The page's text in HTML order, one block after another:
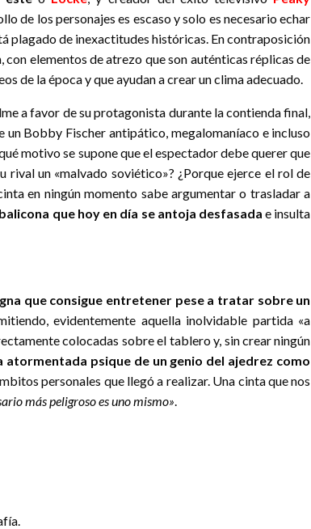
de los personajes es escaso y solo es necesario echar
plagado de inexactitudes históricas. En contraposición
elementos de atrezo que son auténticas réplicas de
de la época y que ayudan a crear un clima adecuado.
a favor de su protagonista durante la contienda final,
Bobby Fischer antipático, megalomaníaco e incluso
motivo se supone que el espectador debe querer que
rival un «malvado soviético»? ¿Porque ejerce el rol de
en ningún momento sabe argumentar o trasladar a
que hoy en día se antoja desfasada e insulta
que consigue entretener pese a tratar sobre un
evidentemente aquella inolvidable partida «a
colocadas sobre el tablero y, sin crear ningún
atormentada psique de un genio del ajedrez como
personales que llegó a realizar. Una cinta que nos
más peligroso es uno mismo».